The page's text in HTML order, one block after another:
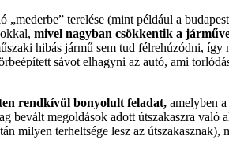
terelése (mint például a
mivel nagyban csökkentik a
hibás jármű sem tud félrehúzódni,
sávot elhagyni az autó, ami
rendkívül bonyolult feladat, amelyben
bevált megoldások adott útszakaszra való
milyen terheltsége lesz az